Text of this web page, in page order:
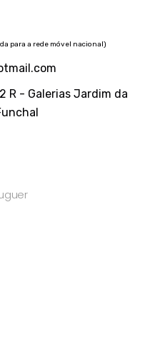
para a rede móvel nacional)
R - Galerias Jardim da